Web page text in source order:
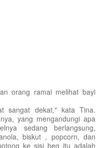
orang ramai melihat bayi
sangat dekat," kata Tina.
yang mengandungi apa
sedang berlangsung,
biskut , popcorn, dan
ke sisi beg itu adalah